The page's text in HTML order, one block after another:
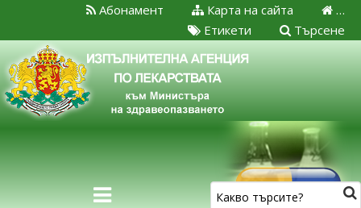
…
Карта на сайта
Абонамент
Търсене
Етикети